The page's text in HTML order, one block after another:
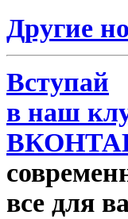
Другие
Вступай
в наш
все для